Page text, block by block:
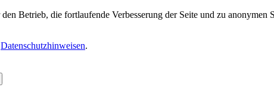
Betrieb, die fortlaufende Verbesserung der Seite und zu
Datenschutzhinweisen.